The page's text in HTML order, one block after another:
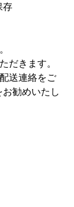
存
だきます。
送連絡をご
勧めいたし